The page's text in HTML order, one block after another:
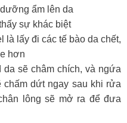
ẩm lên da
sự khác biệt
là lấy đi các tế bào da chết,
hơn
sẽ châm chích, và ngứa
dứt ngay sau khi rửa
lông sẽ mở ra để đưa